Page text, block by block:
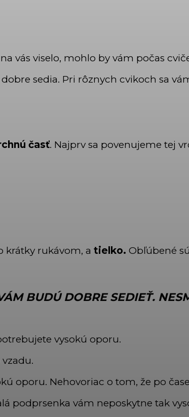
vás viselo, mohlo by vám počas
sedia. Pri rôznych cvikoch sa
časť. Najprv sa povenujeme tej
krátky rukávom, a tielko. Obľúbené
BUDÚ DOBRE SEDIEŤ.
vysokú oporu.
oporu. Nehovoriac o tom, že po
podprsenka vám neposkytne tak